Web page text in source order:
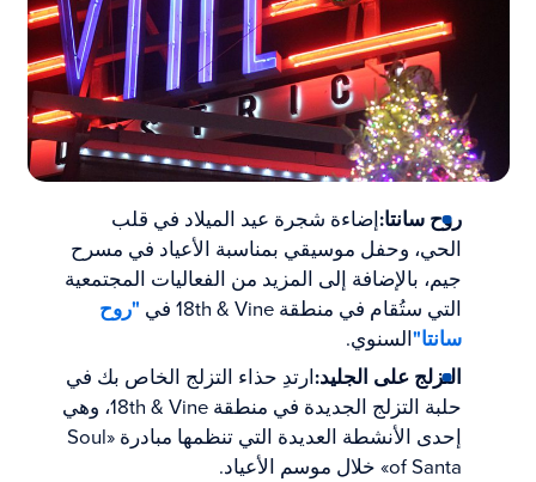
روح سانتا:إضاءة شجرة عيد الميلاد في قلب
الحي، وحفل موسيقي بمناسبة الأعياد في مسرح
جيم، بالإضافة إلى المزيد من الفعاليات المجتمعية
التي ستُقام في منطقة 18th & Vine في
"روح
سانتا"السنوي.
التزلج على الجليد:ارتدِ حذاء التزلج الخاص بك في
حلبة التزلج الجديدة في منطقة 18th & Vine، وهي
إحدى الأنشطة العديدة التي تنظمها مبادرة «Soul
of Santa» خلال موسم الأعياد.